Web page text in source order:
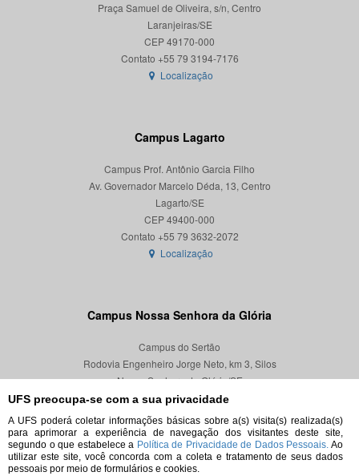
UFS preocupa-se com a sua privacidade
A UFS poderá coletar informações básicas sobre a(s) visita(s) realizada(s)
para aprimorar a experiência de navegação dos visitantes deste site,
segundo o que estabelece a Política de Privacidade de Dados Pessoais. Ao
utilizar este site, você concorda com a coleta e tratamento de seus dados
pessoais por meio de formulários e cookies.
Praça Samuel de Oliveira, s/n, Centro
Laranjeiras/SE
CEP 49170-000
Localização
Campus Lagarto
Campus Prof. Antônio Garcia Filho
Av. Governador Marcelo Déda, 13, Centro
Lagarto/SE
CEP 49400-000
Localização
Campus Nossa Senhora da Glória
Campus do Sertão
Rodovia Engenheiro Jorge Neto, km 3, Silos
Nossa Senhora da Glória/SE
CEP 49680-000
Localização